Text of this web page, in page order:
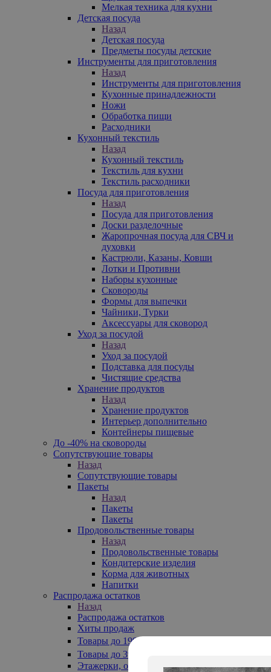
Мелкая техника для кухни
Детская посуда
Назад
Детская посуда
Предметы посуды детские
Инструменты для приготовления
Назад
Инструменты для приготовления
Кухонные принадлежности
Ножи
Обработка пищи
Расходники
Кухонный текстиль
Назад
Кухонный текстиль
Текстиль для кухни
Текстиль расходники
Посуда для приготовления
Назад
Посуда для приготовления
Доски разделочные
Жаропрочная посуда для СВЧ и
духовки
Кастрюли, Казаны, Ковши
Лотки и Противни
Наборы кухонные
Сковороды
Формы для выпечки
Чайники, Турки
Аксессуары для сковород
Уход за посудой
Назад
Уход за посудой
Подставка для посуды
Чистящие средства
Хранение продуктов
Назад
Хранение продуктов
Интерьер дополнительно
Контейнеры пищевые
До -40% на сковороды
Сопутствующие товары
Назад
Сопутствующие товары
Пакеты
Назад
Пакеты
Пакеты
Продовольственные товары
Назад
Продовольственные товары
Кондитерские изделия
Корма для животных
Напитки
Распродажа остатков
Назад
Распродажа остатков
Хиты продаж
Товары до 199₽
Товары до 399₽
Этажерки, обувницы